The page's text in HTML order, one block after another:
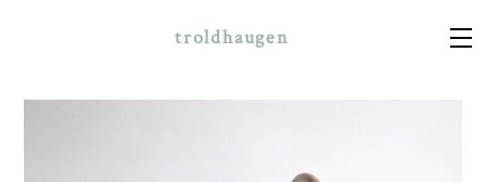
troldhaugen